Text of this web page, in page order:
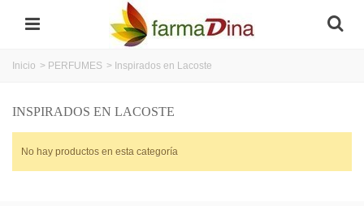
Inicio > PERFUMES > Inspirados en Lacoste
INSPIRADOS EN LACOSTE
No hay productos en esta categoría